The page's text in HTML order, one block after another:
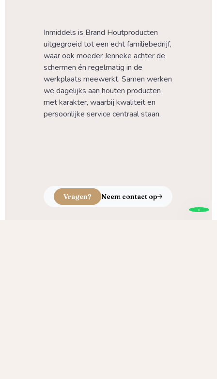
Inmiddels is Brand Houtproducten
uitgegroeid tot een echt familiebedrijf,
waar ook moeder Jenneke achter de
schermen én regelmatig in de
werkplaats meewerkt. Samen werken
we dagelijks aan houten producten
met karakter, waarbij kwaliteit en
persoonlijke service centraal staan.
Vragen? Neem contact op